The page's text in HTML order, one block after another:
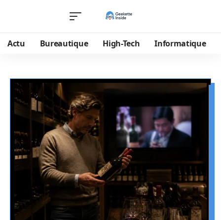
Actu Bureautique High-Tech Informatique